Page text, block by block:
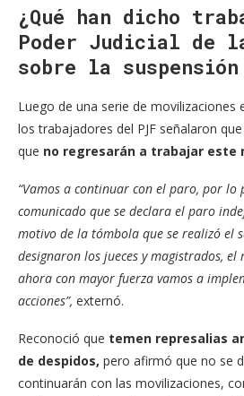
¿Qué han dicho
Poder Judicial de
sobre la
Luego de una serie de movilizaciones
los trabajadores del PJF señalaron
que no regresarán a trabajar este
“Vamos a continuar con el paro, por
comunicado que se declara el paro
motivo de la tómbola que se realizó el
designaron los jueces y magistrados,
ahora con mayor fuerza vamos a
acciones”, externó.
Reconoció que temen represalias
de despidos, pero afirmó que no se
continuarán con las movilizaciones,